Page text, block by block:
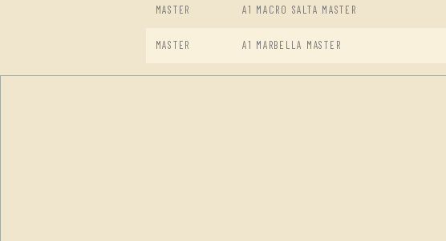
MASTER A1 MACRO SALTA MASTER
MASTER A1 MARBELLA MASTER